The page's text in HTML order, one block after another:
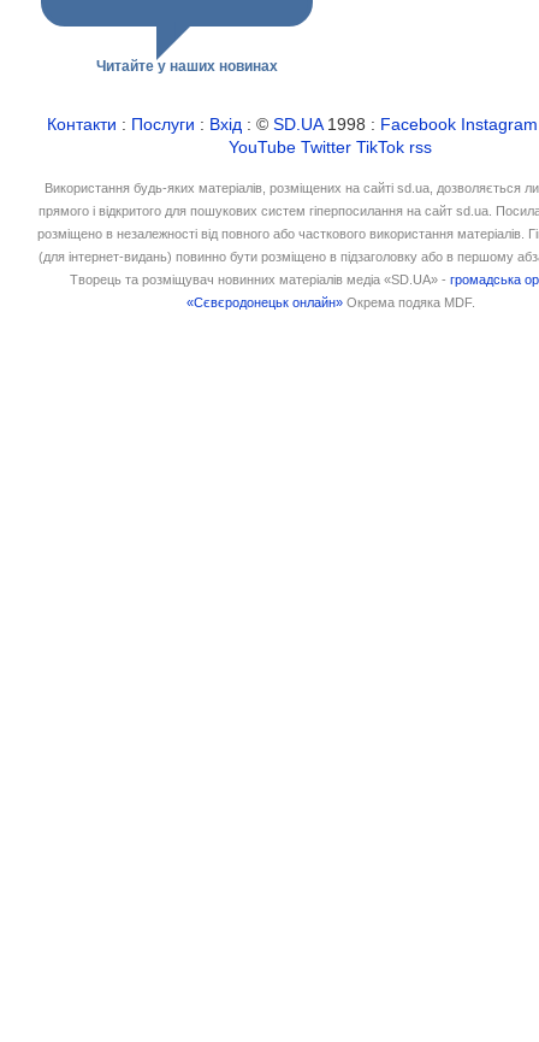
Читайте у наших новинах
Контакти : Послуги : Вхід : ©SD.UA1998 : Facebook Instagram
YouTube Twitter TikTok rss
Використання будь-яких матеріалів, розміщених на сайті sd.ua, дозволяється
прямого і відкритого для пошукових систем гіперпосилання на сайт sd.ua.
розміщено в незалежності від повного або часткового використання матеріалів.
(для інтернет-видань) повинно бути розміщено в підзаголовку або в першому
Творець та розміщувач новинних матеріалів медіа «SD.UA» -громадська
«Сєвєродонецьк онлайн» Окрема подяка MDF.